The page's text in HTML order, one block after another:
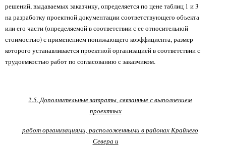
решений, выдаваемых заказчику, определяется по цене таблиц 1 и 3
на разработку проектной документации соответствующего объекта
или его части (определяемой в соответствии с ее относительной
стоимостью) с применением понижающего коэффициента, размер
которого устанавливается проектной организацией в соответствии с
трудоемкостью работ по согласованию с заказчиком.
2.5. Дополнительные затраты, связанные с выполнением
проектных
работ организациями, расположенными в районах Крайнего
Севера и